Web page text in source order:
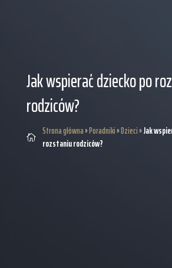
Jak wspierać dziecko po
rodziców?
 Strona główna»Poradniki»Dzieci»Jak
rozstaniu rodziców?